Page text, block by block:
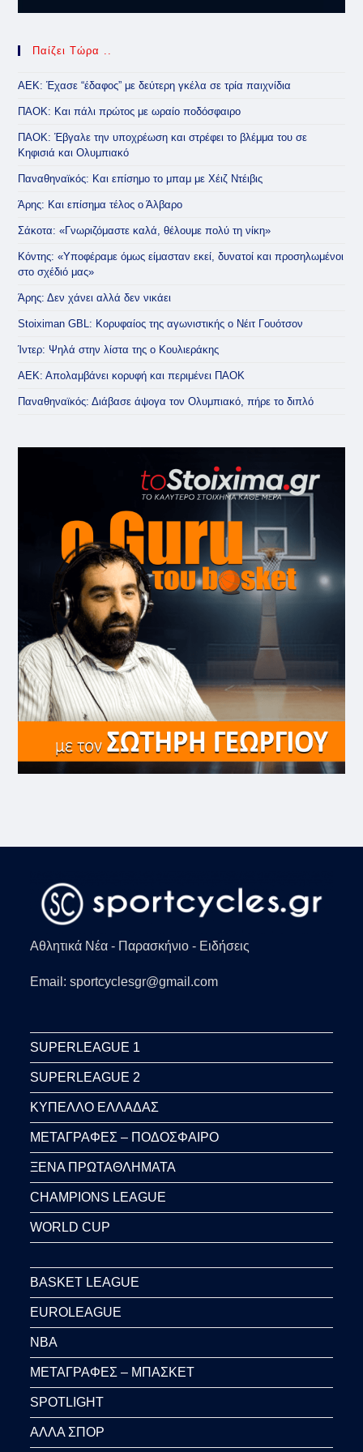
Παίζει Τώρα ..
ΑΕΚ: Έχασε “έδαφος” με δεύτερη γκέλα σε τρία παιχνίδια
ΠΑΟΚ: Και πάλι πρώτος με ωραίο ποδόσφαιρο
ΠΑΟΚ: Έβγαλε την υποχρέωση και στρέφει το βλέμμα του σε
Κηφισιά και Ολυμπιακό
Παναθηναϊκός: Και επίσημο το μπαμ με Χέιζ Ντέιβις
Άρης: Και επίσημα τέλος ο Άλβαρο
Σάκοτα: «Γνωριζόμαστε καλά, θέλουμε πολύ τη νίκη»
Κόντης: «Υποφέραμε όμως είμασταν εκεί, δυνατοί και προσηλωμένοι
στο σχέδιό μας»
Άρης: Δεν χάνει αλλά δεν νικάει
Stoiximan GBL: Κορυφαίος της αγωνιστικής ο Νέιτ Γουότσον
Ίντερ: Ψηλά στην λίστα της ο Κουλιεράκης
ΑΕΚ: Απολαμβάνει κορυφή και περιμένει ΠΑΟΚ
Παναθηναϊκός: Διάβασε άψογα τον Ολυμπιακό, πήρε το διπλό
Αθλητικά Νέα - Παρασκήνιο - Ειδήσεις
Email: sportcyclesgr@gmail.com
SUPERLEAGUE 1
SUPERLEAGUE 2
ΚΥΠΕΛΛΟ ΕΛΛΑΔΑΣ
ΜΕΤΑΓΡΑΦΕΣ – ΠΟΔΟΣΦΑΙΡΟ
ΞΕΝΑ ΠΡΩΤΑΘΛΗΜΑΤΑ
CHAMPIONS LEAGUE
WORLD CUP
BASKET LEAGUE
EUROLEAGUE
NBA
ΜΕΤΑΓΡΑΦΕΣ – ΜΠΑΣΚΕΤ
SPOTLIGHT
ΑΛΛΑ ΣΠΟΡ